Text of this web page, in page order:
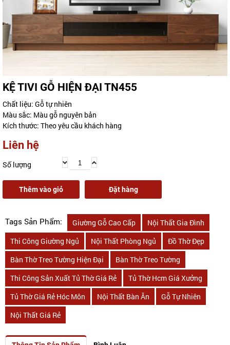
KỆ TIVI GỖ HIỆN ĐẠI TN455
Chất liệu: Gỗ tự nhiên
Màu sắc: Màu gỗ nguyên bản
Kích thước: Theo yêu cầu khách hàng
Liên hệ
Số lượng
Thêm vào giỏ Đặt hàng
Tags Sản Phẩm: Giường Gỗ Cao Cấp
Nội Thất Gia Đình
Thi Công Giường Ngủ
Nội Thất Phòng Ngủ
Đồ Thờ Đẹp
Bàn Thờ Treo Tường Hiện Đại
Bàn Thờ Treo Tường
Thi Công Sản Xuất Tủ Thờ Giá Rẻ
Tủ Thờ Hcm Giá Xưởng
Tủ Thờ Giá Rẻ Hóc Môn
Nội Thất Bàn Ăn
Gỗ Tự Nhiên
Nội Thất Giá Rẻ